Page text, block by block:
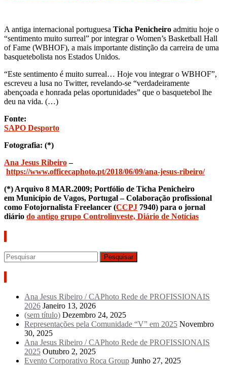
A antiga internacional portuguesa Ticha Penicheiro admitiu hoje o
“sentimento muito surreal” por integrar o Women’s Basketball Hall
of Fame (WBHOF), a mais importante distinção da carreira de uma
basquetebolista nos Estados Unidos.
“Este sentimento é muito surreal… Hoje vou integrar o WBHOF”,
escreveu a lusa no Twitter, revelando-se “verdadeiramente
abençoada e honrada pelas oportunidades” que o basquetebol lhe
deu na vida. (…)
Fonte:
SAPO Desporto
Fotografia: (*)
Ana Jesus Ribeiro–
https://www.officecaphoto.pt/2018/06/09/ana-jesus-ribeiro/
(*) Arquivo 8 MAR.2009; Portfólio de Ticha Penicheiro
em Município de Vagos, Portugal – Colaboração profissional
como Fotojornalista Freelancer (CCPJ 7940) para o jornal
diário do antigo grupo Controlinveste, Diário de Notícias
Ana Jesus Ribeiro / CAPhoto Rede de PROFISSIONAIS
2026 Janeiro 13, 2026
(sem título) Dezembro 24, 2025
Representações pela Comunidade “V” em 2025 Novembro
30, 2025
Ana Jesus Ribeiro / CAPhoto Rede de PROFISSIONAIS
2025 Outubro 2, 2025
Evento Corporativo Roca Group Junho 27, 2025